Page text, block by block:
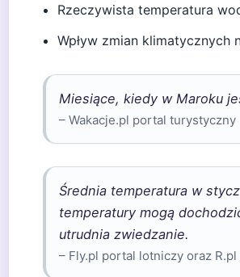
Rzeczywista temperatura
Wpływ zmian
Miesiące, kiedy w Maroku
– Wakacje.pl portal turystyczny
Średnia temperatura w
temperatury mogą
utrudnia zwiedzanie.
– Fly.pl portal lotniczy oraz